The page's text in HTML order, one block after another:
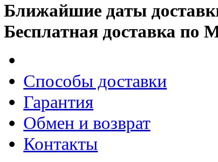
Ближайшие даты
Бесплатная доставка по
Способы доставки
Гарантия
Обмен и возврат
Контакты